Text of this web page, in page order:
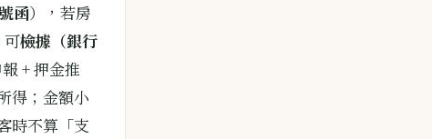
函），若房
可檢據（銀行
+ 押金推
得；金額小
時不算「支